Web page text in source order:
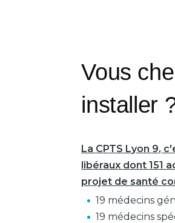
Vous
installer
La CPTS Lyon 9,
libéraux dont 151
projet de santé
19 médecins
19 médecins